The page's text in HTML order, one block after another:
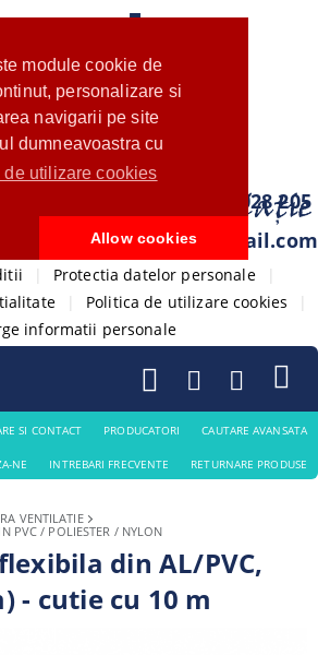
module cookie de
personalizare si
navigarii pe site
dumneavoastra cu
de utilizare cookies
Allow cookies
0733 028 205
com.ventistore@gmail.com
Protectia datelor personale
Politica de utilizare cookies
informatii personale
SI CONTACT PRODUCATORI CAUTARE AVANSATA
NE INTREBARI FRECVENTE RETURNARE PRODUSE
VENTILATIE
PVC / POLIESTER / NYLON
din AL/PVC,
- cutie cu 10 m